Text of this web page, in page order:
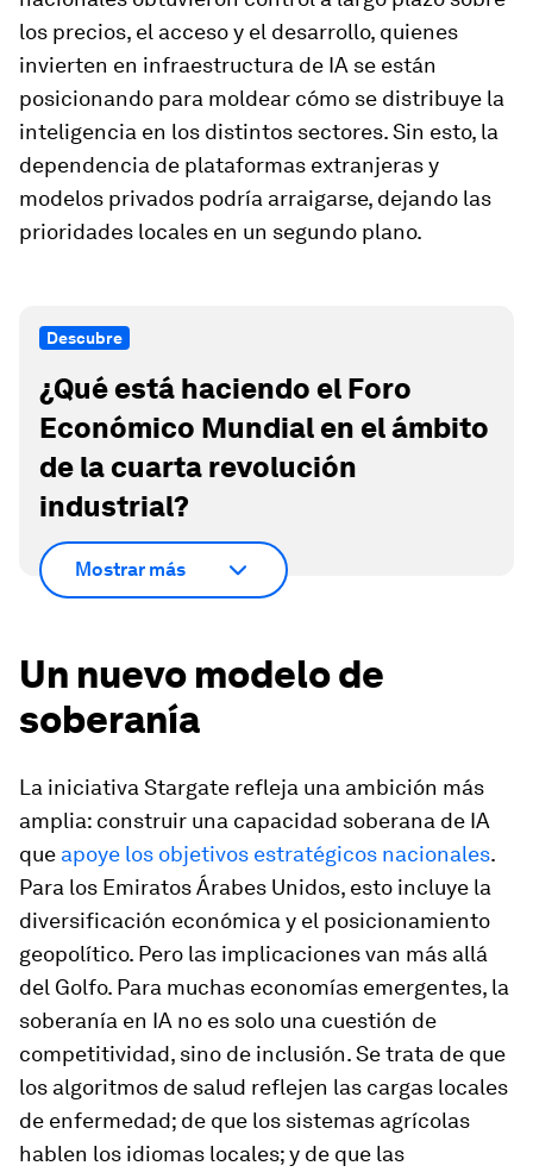
los precios, el acceso y el desarrollo, quienes
invierten en infraestructura de IA se están
posicionando para moldear cómo se distribuye la
inteligencia en los distintos sectores. Sin esto, la
dependencia de plataformas extranjeras y
modelos privados podría arraigarse, dejando las
prioridades locales en un segundo plano.
Descubre
¿Qué está haciendo el Foro
Económico Mundial en el ámbito
de la cuarta revolución
industrial?
Mostrar más
Un nuevo modelo de
soberanía
La iniciativa Stargate refleja una ambición más
amplia: construir una capacidad soberana de IA
que apoye los objetivos estratégicos nacionales.
Para los Emiratos Árabes Unidos, esto incluye la
diversificación económica y el posicionamiento
geopolítico. Pero las implicaciones van más allá
del Golfo. Para muchas economías emergentes, la
soberanía en IA no es solo una cuestión de
competitividad, sino de inclusión. Se trata de que
los algoritmos de salud reflejen las cargas locales
de enfermedad; de que los sistemas agrícolas
hablen los idiomas locales; y de que las